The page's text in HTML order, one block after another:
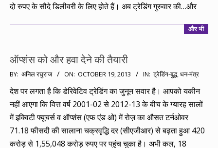
दो रुपए के सौदे डिलीवरी के लिए होते हैं। अब ट्रेडिंग गुरुवार की…और
और भी
ऑप्शंस को और हवा देने की तैयारी
2013-
10-
19
BY: अनिल रघुराज ON: OCTOBER 19, 2013 IN: ट्रेडिंग-बुद्ध,धन-मंत्र
देश पर लगता है कि डेरिवेटिव ट्रेडिंग का जुनून सवार है। आपको यकीन
नहीं आएगा कि वित्त वर्ष 2001-02 से 2012-13 के बीच के ग्यारह सालों
में इक्विटी फ्यूचर्स व ऑप्शंस (एफ एंड ओ) में रोज़ का औसत टर्नओवर
71.18 फीसदी की सालाना चक्रवृद्धि दर (सीएजीआर) से बढ़ता हुआ 420
करोड़ से 1,55,048 करोड़ रुपए पर पहुंच चुका है। अभी कल, 18